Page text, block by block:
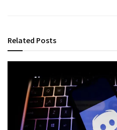
Related Posts